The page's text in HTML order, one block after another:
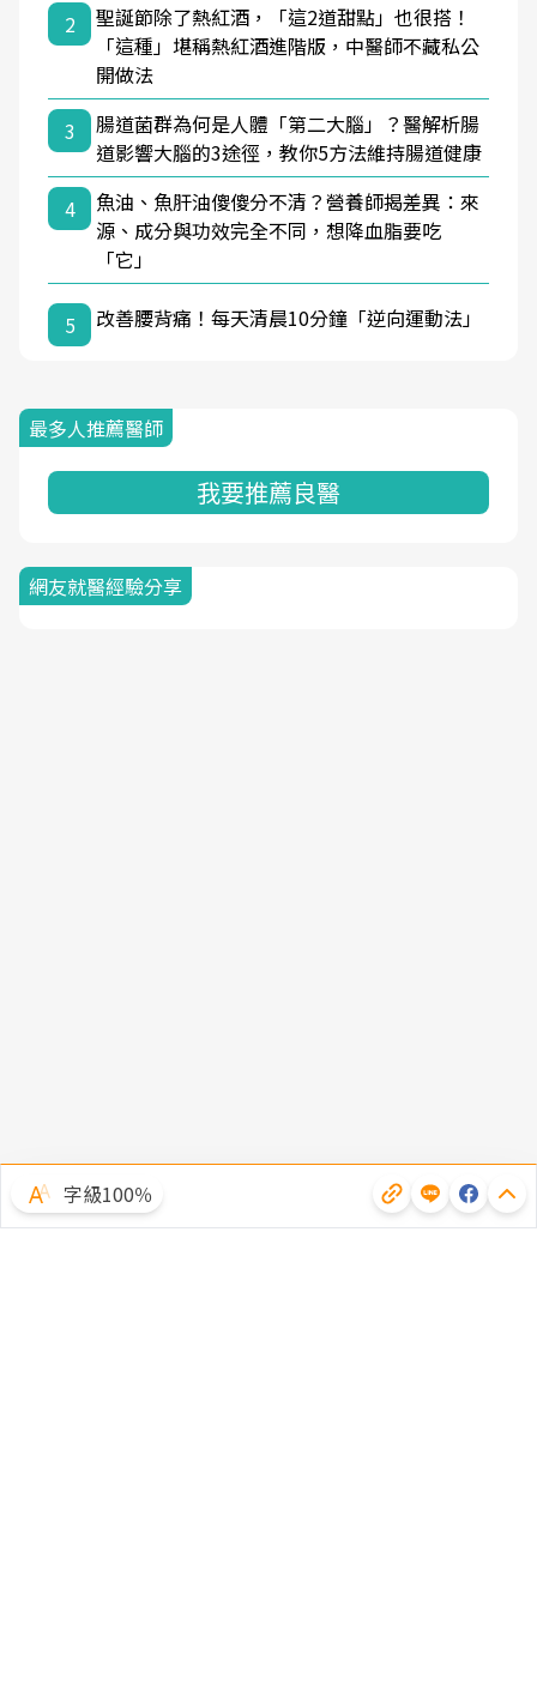
2
聖誕節除了熱紅酒，「這2道甜點」也很搭！
「這種」堪稱熱紅酒進階版，中醫師不藏私公
開做法
3
腸道菌群為何是人體「第二大腦」？醫解析腸
道影響大腦的3途徑，教你5方法維持腸道健康
4
魚油、魚肝油傻傻分不清？營養師揭差異：來
源、成分與功效完全不同，想降血脂要吃
「它」
5 改善腰背痛！每天清晨10分鐘「逆向運動法」
最多人推薦醫師
我要推薦良醫
網友就醫經驗分享
字級100％